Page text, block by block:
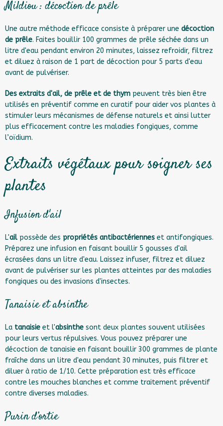
Mildiou : décoction de prêle
Une autre méthode efficace consiste à préparer une décoction
de prêle. Faites bouillir 100 grammes de prêle séchée dans un
litre d'eau pendant environ 20 minutes, laissez refroidir, filtrez
et diluez à raison de 1 part de décoction pour 5 parts d'eau
avant de pulvériser.
Des extraits d'ail, de prêle et de thym peuvent très bien être
utilisés en préventif comme en curatif pour aider vos plantes à
stimuler leurs mécanismes de défense naturels et ainsi lutter
plus efficacement contre les maladies fongiques, comme
l’oïdium.
Extraits végétaux pour soigner ses
plantes
Infusion d'ail
L'ail possède des propriétés antibactériennes et antifongiques.
Préparez une infusion en faisant bouillir 5 gousses d'ail
écrasées dans un litre d'eau. Laissez infuser, filtrez et diluez
avant de pulvériser sur les plantes atteintes par des maladies
fongiques ou des invasions d'insectes.
Tanaisie et absinthe
La tanaisie et l'absinthe sont deux plantes souvent utilisées
pour leurs vertus répulsives. Vous pouvez préparer une
décoction de tanaisie en faisant bouillir 300 grammes de plante
fraîche dans un litre d'eau pendant 30 minutes, puis filtrer et
diluer à ratio de 1/10. Cette préparation est très efficace
contre les mouches blanches et comme traitement préventif
contre diverses maladies.
Purin d’ortie